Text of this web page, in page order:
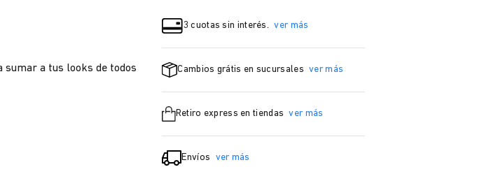
sumar a tus looks de todos
3 cuotas sin interés. ver más
Cambios grátis en sucursales ver más
Retiro express en tiendas ver más
Envíos ver más